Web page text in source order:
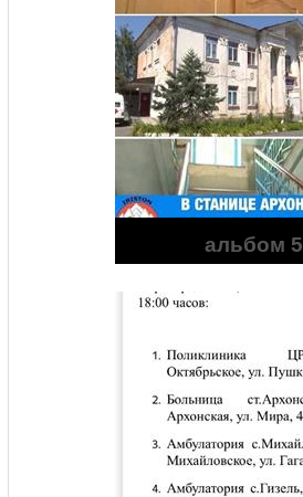
альбом 5